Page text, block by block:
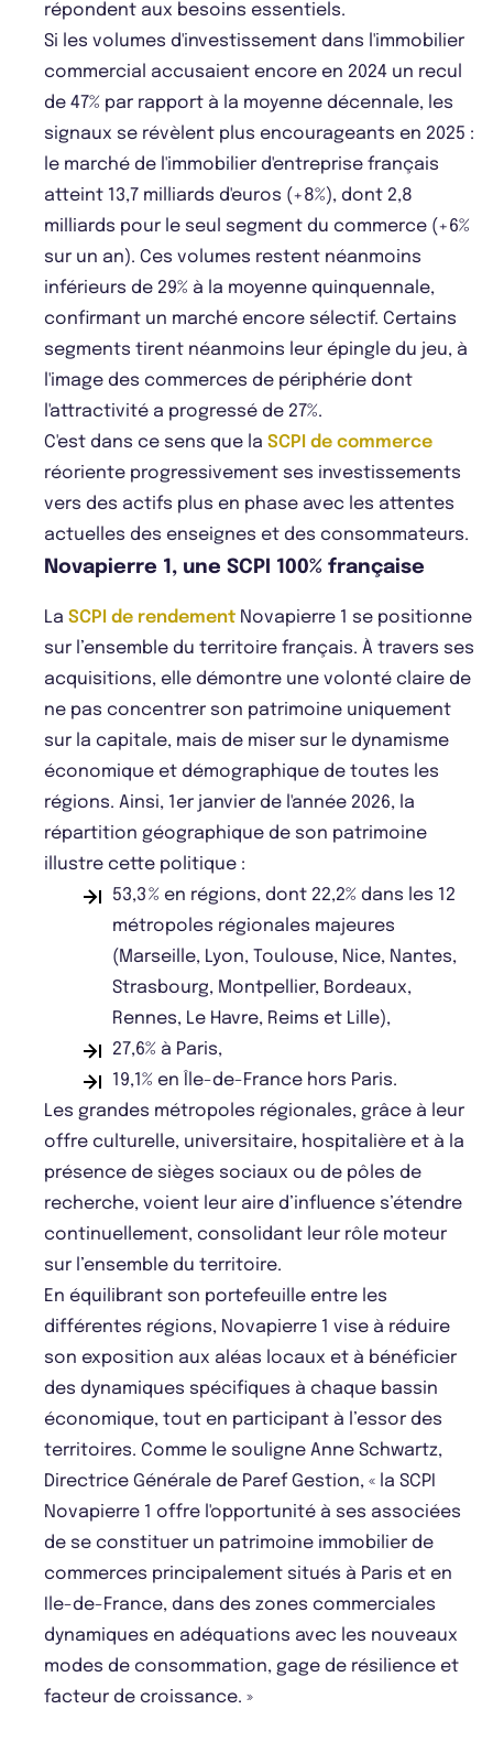
répondent aux besoins essentiels.
Si les volumes d'investissement dans l'immobilier
commercial accusaient encore en 2024 un recul
de 47% par rapport à la moyenne décennale, les
signaux se révèlent plus encourageants en 2025 :
le marché de l'immobilier d'entreprise français
atteint 13,7 milliards d'euros (+8%), dont 2,8
milliards pour le seul segment du commerce (+6%
sur un an). Ces volumes restent néanmoins
inférieurs de 29% à la moyenne quinquennale,
confirmant un marché encore sélectif. Certains
segments tirent néanmoins leur épingle du jeu, à
l'image des commerces de périphérie dont
l'attractivité a progressé de 27%.
C'est dans ce sens que la SCPI de commerce
réoriente progressivement ses investissements
vers des actifs plus en phase avec les attentes
actuelles des enseignes et des consommateurs.
Novapierre 1, une SCPI 100% française
La SCPI de rendement Novapierre 1 se positionne
sur l’ensemble du territoire français. À travers ses
acquisitions, elle démontre une volonté claire de
ne pas concentrer son patrimoine uniquement
sur la capitale, mais de miser sur le dynamisme
économique et démographique de toutes les
régions. Ainsi, 1er janvier de l'année 2026, la
répartition géographique de son patrimoine
illustre cette politique :
53,3 % en régions, dont 22,2% dans les 12
métropoles régionales majeures
(Marseille, Lyon, Toulouse, Nice, Nantes,
Strasbourg, Montpellier, Bordeaux,
Rennes, Le Havre, Reims et Lille),
27,6% à Paris,
19,1% en Île-de-France hors Paris.
Les grandes métropoles régionales, grâce à leur
offre culturelle, universitaire, hospitalière et à la
présence de sièges sociaux ou de pôles de
recherche, voient leur aire d’influence s’étendre
continuellement, consolidant leur rôle moteur
sur l’ensemble du territoire.
En équilibrant son portefeuille entre les
différentes régions, Novapierre 1 vise à réduire
son exposition aux aléas locaux et à bénéficier
des dynamiques spécifiques à chaque bassin
économique, tout en participant à l’essor des
territoires. Comme le souligne Anne Schwartz,
Directrice Générale de Paref Gestion, « la SCPI
Novapierre 1 offre l'opportunité à ses associées
de se constituer un patrimoine immobilier de
commerces principalement situés à Paris et en
Ile-de-France, dans des zones commerciales
dynamiques en adéquations avec les nouveaux
modes de consommation, gage de résilience et
facteur de croissance. »